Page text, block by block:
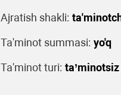
Ajratish shakli:
Ta'minot summasi: yo'q
Ta'minot turi: ta’minotsiz